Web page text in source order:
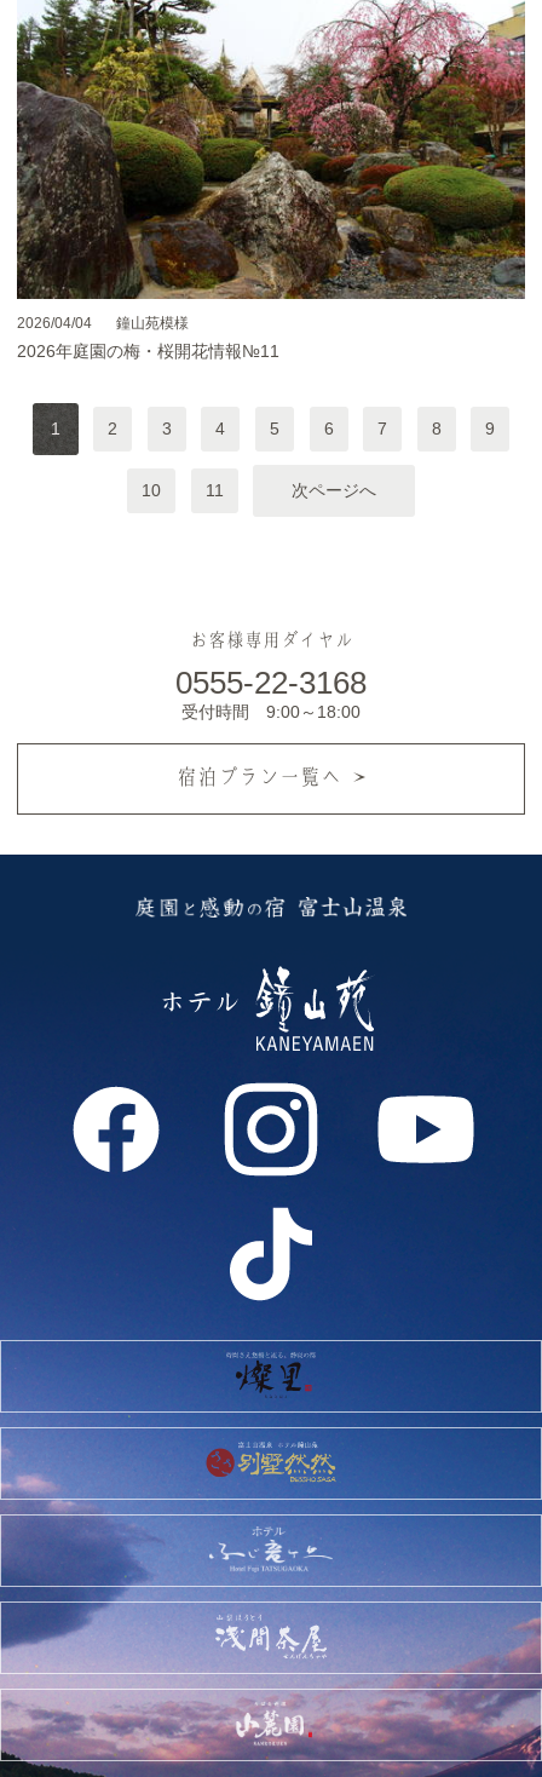
2026/04/04 鐘山苑模様
2026年庭園の梅・桜開花情報№11
1 2 3 4 5 6 7 8 9
10 11 次ページへ
お客様専用ダイヤル
0555-22-3168
受付時間 9:00～18:00
宿泊プラン一覧へ